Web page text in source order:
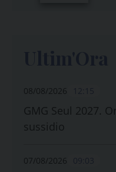
08/08/2026
GMG Seul 2027.
sussidio
07/08/2026